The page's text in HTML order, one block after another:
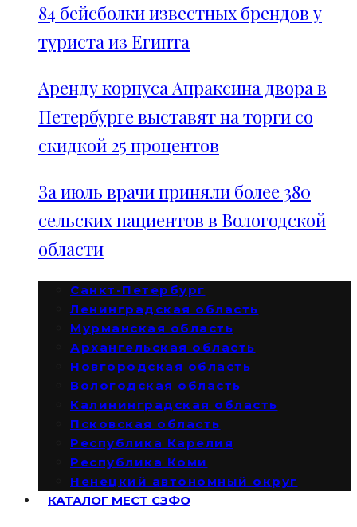
84 бейсболки известных брендов у
туриста из Египта
Аренду корпуса Апраксина двора в
Петербурге выставят на торги со
скидкой 25 процентов
За июль врачи приняли более 380
сельских пациентов в Вологодской
области
Санкт-Петербург
Ленинградская область
Мурманская область
Архангельская область
Новгородская область
Вологодская область
Калининградская область
Псковская область
Республика Карелия
Республика Коми
Ненецкий автономный округ
КАТАЛОГ МЕСТ СЗФО